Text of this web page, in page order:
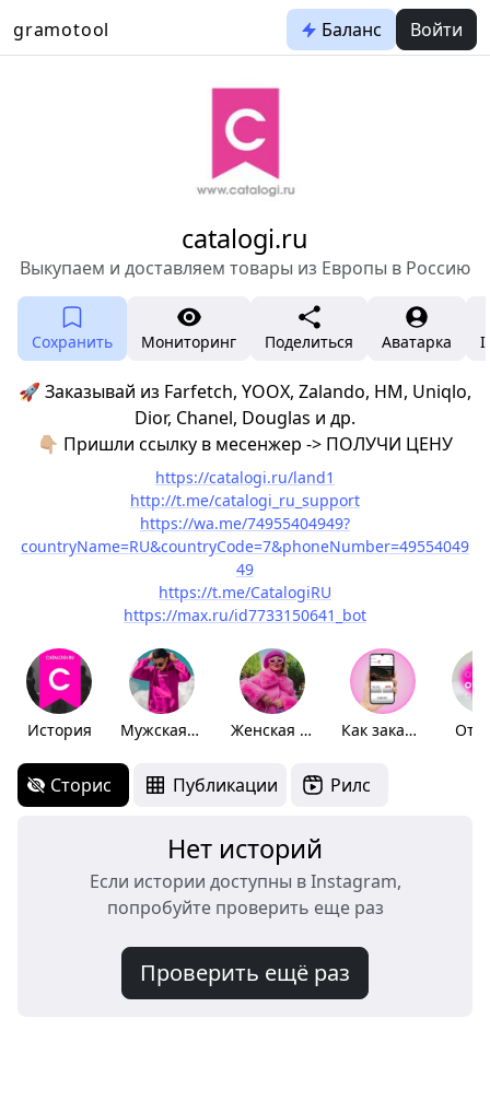
gramotool Баланс Войти
catalogi.ru
Выкупаем и доставляем товары из Европы в Россию
Сохранить Мониторинг Поделиться Аватарка
🚀 Заказывай из Farfetch, YOOX, Zalando, HM, Uniqlo,
Dior, Chanel, Douglas и др.
👇🏼 Пришли ссылку в месенжер -> ПОЛУЧИ ЦЕНУ
https://catalogi.ru/land1
http://t.me/catalogi_ru_support
https://wa.me/74955404949?
countryName=RU&countryCode=7&phoneNumber=49554049
49
https://t.me/CatalogiRU
https://max.ru/id7733150641_bot
История Мужская мода Женская мода Как заказать
Сторис Публикации Рилс
Нет историй
Если истории доступны в Instagram,
попробуйте проверить еще раз
Проверить ещё раз